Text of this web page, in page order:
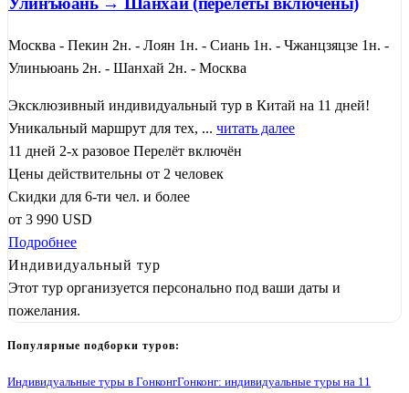
Москва - Пекин 2н. - Лоян 1н. - Сиань 1н. - Чжанцзяцзе 1н. -
Улиньюань 2н. - Шанхай 2н. - Москва
Эксклюзивный индивидуальный тур в Китай на 11 дней!
Уникальный маршрут для тех, ... читать далее
11 дней 2-х разовое Перелёт включён
Цены действительны от 2 человек
Скидки для 6-ти чел. и более
от 3 990 USD
Подробнее
Индивидуальный тур
Этот тур организуется персонально под ваши даты и
пожелания.
Популярные подборки туров:
Индивидуальные туры в ГонконгГонконг: индивидуальные туры на 11